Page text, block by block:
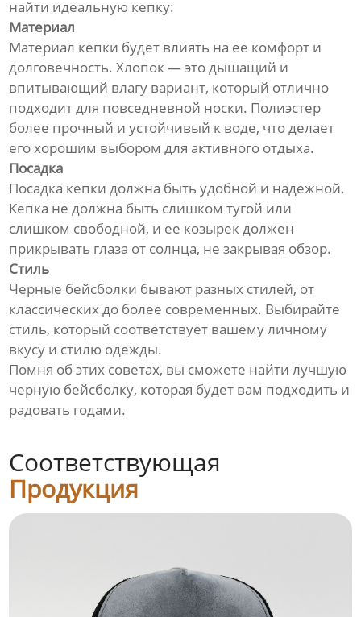
найти идеальную кепку:
Материал
Материал кепки будет влиять на ее комфорт и
долговечность. Хлопок — это дышащий и
впитывающий влагу вариант, который отлично
подходит для повседневной носки. Полиэстер
более прочный и устойчивый к воде, что делает
его хорошим выбором для активного отдыха.
Посадка
Посадка кепки должна быть удобной и надежной.
Кепка не должна быть слишком тугой или
слишком свободной, и ее козырек должен
прикрывать глаза от солнца, не закрывая обзор.
Стиль
Черные бейсболки бывают разных стилей, от
классических до более современных. Выбирайте
стиль, который соответствует вашему личному
вкусу и стилю одежды.
Помня об этих советах, вы сможете найти лучшую
черную бейсболку, которая будет вам подходить и
радовать годами.
Соответствующая
Продукция